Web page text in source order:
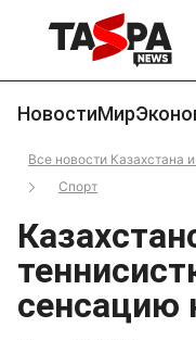
НовостиМир
Все новости Казахстана
Спорт
сенсацию